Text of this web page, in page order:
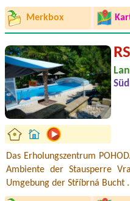
Merkbox
Das Erholungszentrum
Ambiente der Stausperre
Umgebung der Stříbrná Bucht